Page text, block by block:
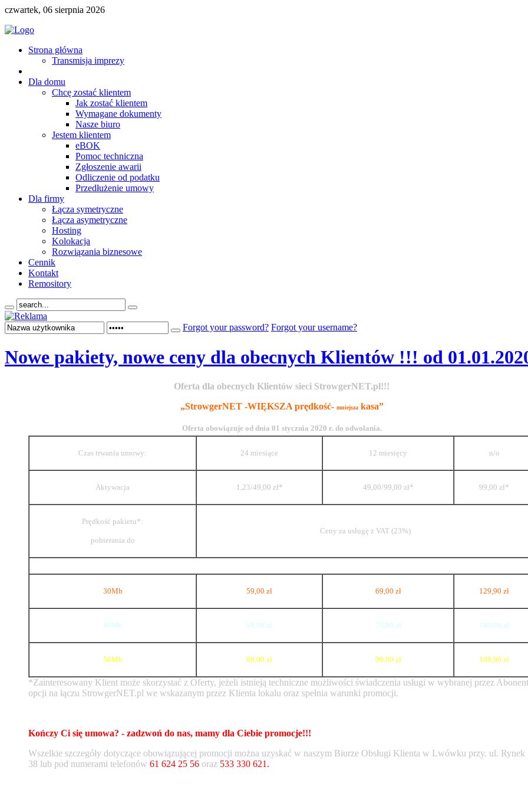
czwartek, 06 sierpnia 2026
Strona główna
Transmisja imprezy
Dla domu
Chcę zostać klientem
Jak zostać klientem
Wymagane dokumenty
Nasze biuro
Jestem klientem
eBOK
Pomoc techniczna
Zgłoszenie awarii
Odliczenie od podatku
Przedłużenie umowy
Dla firmy
Łącza symetryczne
Łącza asymetryczne
Hosting
Kolokacja
Rozwiązania biznesowe
Cennik
Kontakt
Remository
Forgot your password? Forgot your username?
Nowe pakiety, nowe ceny dla obecnych Klientów !!! od
Oferta dla obecnych Klientów sieci StrowgerNET.pl!!!
„StrowgerNET -WIĘKSZA prędkość- mniejszakasa”
Oferta obowiązuje od dnia 01 stycznia 2020 r. do odwołania.
Czas trwania umowy: 24 miesiące 12 miesięcy n/o
Aktywacja 1,23/49,00 zł* 49,00/99,00 zł* 99,00 zł*
Prędkość pakietu*:
pobierania do
Ceny za usługę z VAT (23%)
30Mb 59,00 zł 69,00 zł 129,90 zł
40Mb 69,00 zł 79,00 zł 149,90 zł
50Mb 89,00 zł 99,00 zł 199,90 zł
*Zainteresowany Klient może skorzystać z Oferty, jeżeli istnieją techniczne możliwości świadczenia usługi w wybranej przez
opcji na łączu StrowgerNET.pl we wskazanym przez Klienta lokalu oraz spełnia warunki promocji.
Kończy Ci się umowa? - zadzwoń do nas, mamy dla Ciebie promocje!!!
Wszelkie szczegóły dotyczące obowiązującej promocji można uzyskać w naszym Biurze Obsługi Klienta w Lwówku przy. ul. Rynek
38 lub pod numerami telefonów 61 624 25 56 oraz 533 330 621.